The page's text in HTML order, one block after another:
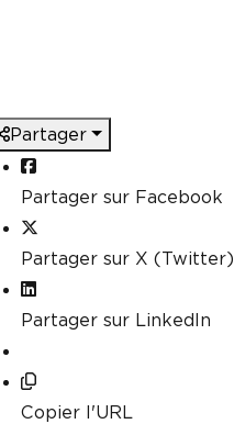
Partager
Partager sur Facebook
Partager sur X (Twitter)
Partager sur LinkedIn
Copier l'URL